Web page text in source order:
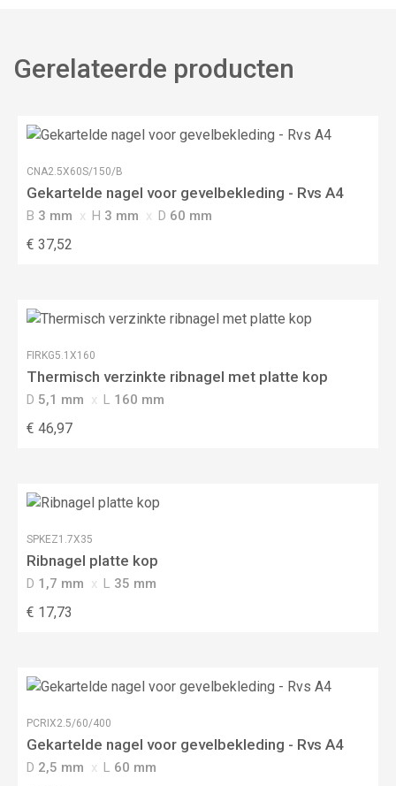
Gerelateerde producten
CNA2.5X60S/150/B
Gekartelde nagel voor gevelbekleding - Rvs A4
B 3 mm H 3 mm D 60 mm
€ 37,52
FIRKG5.1X160
Thermisch verzinkte ribnagel met platte kop
D 5,1 mm L 160 mm
€ 46,97
SPKEZ1.7X35
Ribnagel platte kop
D 1,7 mm L 35 mm
€ 17,73
PCRIX2.5/60/400
Gekartelde nagel voor gevelbekleding - Rvs A4
D 2,5 mm L 60 mm